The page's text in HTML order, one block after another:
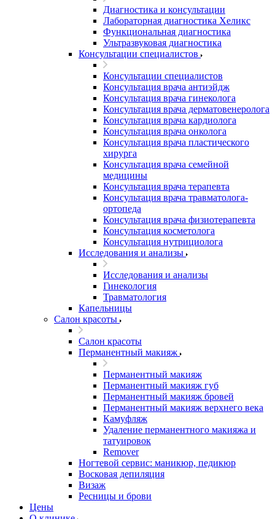
Диагностика и консультации
Лабораторная диагностика Хеликс
Функциональная диагностика
Ультразвуковая диагностика
Консультации специалистов
Консультации специалистов
Консультация врача антиэйдж
Консультация врача гинеколога
Консультация врача дерматовенеролога
Консультация врача кардиолога
Консультация врача онколога
Консультация врача пластического
хирурга
Консультация врача семейной
медицины
Консультация врача терапевта
Консультация врача травматолога-
ортопеда
Консультация врача физиотерапевта
Консультация косметолога
Консультация нутрициолога
Исследования и анализы
Исследования и анализы
Гинекология
Травматология
Капельницы
Салон красоты
Салон красоты
Перманентный макияж
Перманентный макияж
Перманентный макияж губ
Перманентный макияж бровей
Перманентный макияж верхнего века
Камуфляж
Удаление перманентного макияжа и
татуировок
Remover
Ногтевой сервис: маникюр, педикюр
Восковая депиляция
Визаж
Ресницы и брови
Цены